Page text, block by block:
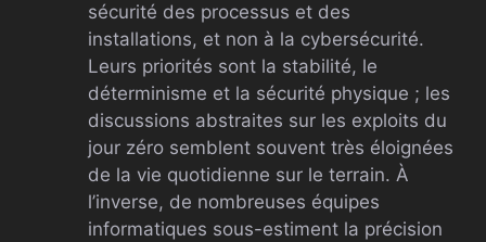
sécurité des processus et des
installations, et non à la cybersécurité.
Leurs priorités sont la stabilité, le
déterminisme et la sécurité physique ; les
discussions abstraites sur les exploits du
jour zéro semblent souvent très éloignées
de la vie quotidienne sur le terrain. À
l’inverse, de nombreuses équipes
informatiques sous-estiment la précision